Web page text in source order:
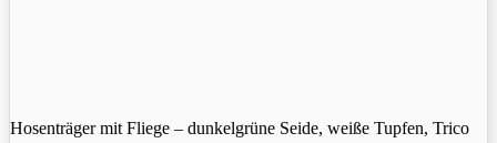
Hosenträger mit Fliege – dunkelgrüne Seide, weiße Tupfen, Trico